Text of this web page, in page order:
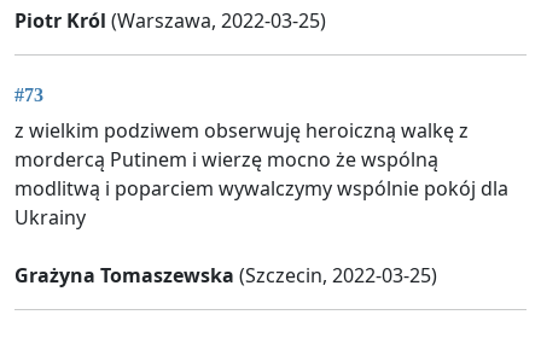
Piotr Król (Warszawa, 2022-03-25)
#73
z wielkim podziwem obserwuję heroiczną walkę z
mordercą Putinem i wierzę mocno że wspólną
modlitwą i poparciem wywalczymy wspólnie pokój dla
Ukrainy
Grażyna Tomaszewska (Szczecin, 2022-03-25)